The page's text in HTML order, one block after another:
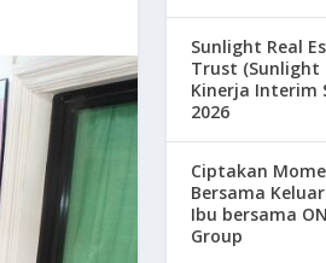
Sunlight Real
Trust (Sunlight
Kinerja Interim
2026
Ciptakan
Bersama
Ibu bersama
Group